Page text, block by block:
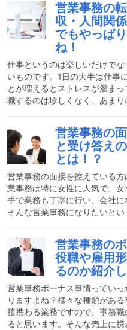
営業事務の
収・人間関
でもやっぱ
ね！
仕事というのは楽しいだけで
いものです。1日の大半は仕事
とが増えるとストレスが溜ま
職するのは珍しくなく、あま
モラハラといった言葉も多く
い環境作りが難しくなっている
は、具体的にどんなことが理
営業事務の離職率や離職する
いと思います。営業事務の離
営業事務の
と受け答え
とは！？
営業事務の面接を控えている
業事務は特に女性に人気で、
手で業務も丁寧に行い、会社
そんな営業事務になりたいと
す。面接時の営業事務の服装
事務の仕事内容営業事務は、
す。基本的に毎日会社に出社
であり、机の上には電話とパソ
な仕事となるのが、会社にか
営業事務の
役職や雇用
るのか紹介
営業事務ボーナス事情ってい
りますよね？様々な種類があ
接携わる業務ですので、事務
ると思います。そんな売上に